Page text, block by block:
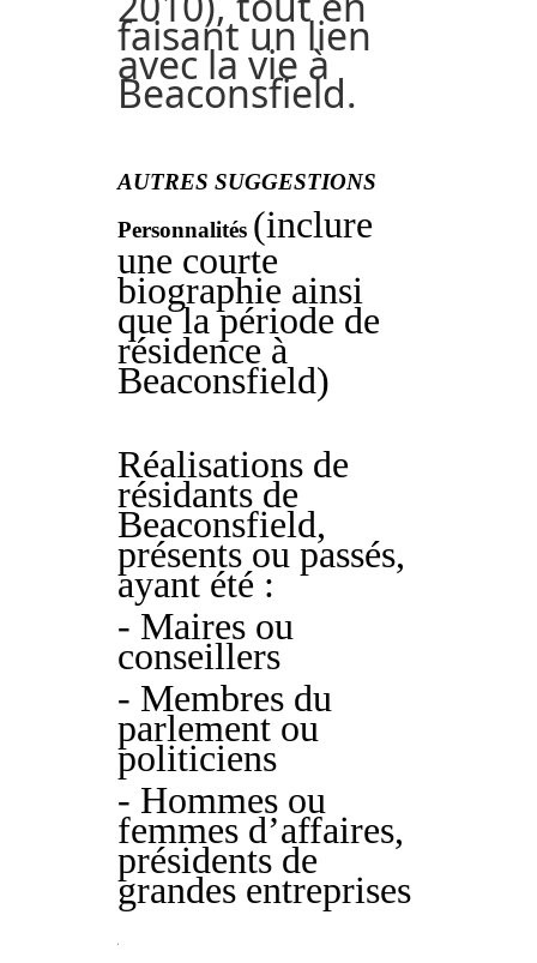
faisant un lien
avec la vie à
Beaconsfield.
AUTRES SUGGESTIONS
Personnalités (inclure
une courte
biographie ainsi
que la période de
résidence à
Beaconsfield)
Réalisations de
résidants de
Beaconsfield,
présents ou passés,
ayant été :
- Maires ou
conseillers
- Membres du
parlement ou
politiciens
- Hommes ou
femmes d’affaires,
présidents de
grandes entreprises
s